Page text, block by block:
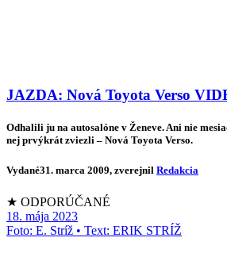
JAZDA: Nová Toyota Verso
Odhalili ju na autosalóne v Ženeve. Ani nie
nej prvýkrát zviezli – Nová Toyota Verso.
Vydané31. marca 2009, zverejnil Redakcia
★ ODPORÚČANÉ
18. mája 2023
Foto: E. Stríž • Text: ERIK STRÍŽ